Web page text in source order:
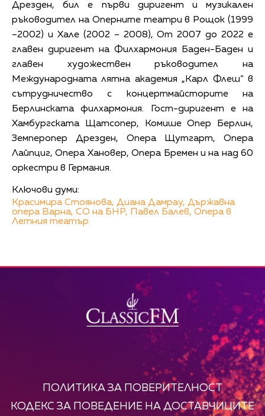
Дрезден, бил е първи диригент и музикален
ръководител на Оперните театри в Рощок (1999
–2002) и Хале (2002 – 2008), Oт 2007 до 2022 е
главен диригент на Филхармония Баден-Баден и
главен художествен ръководител на
Международната лятна академия „Карл Флеш“ в
сътрудничество с концертмайсторите на
Берлинската филхармония. Гост-диригент е на
Хамбургската Щатсопер, Комише Опер Берлин,
Земперопер Дрезден, Oпера Щутгарт, Опера
Лайпциг, Опера Хановер, Oпера Бремен и на над 60
оркестри в Германия.
Ключови думи:
Красимира Стоянова, Диана Дамрау, Държавна
опера Варна, СО на БНР, Павел Балев, Опера в
Летния театър
ПОЛИТИКА ЗА ПОВЕРИТЕЛНОСТ
КОДЕКС ЗА ПОВЕДЕНИЕ НА ДОСТАВЧИЦИТЕ